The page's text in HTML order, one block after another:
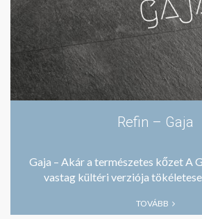
Refin – Gaja
Gaja – Akár a természetes kőzet A
vastag kültéri verziója
TOVÁBB